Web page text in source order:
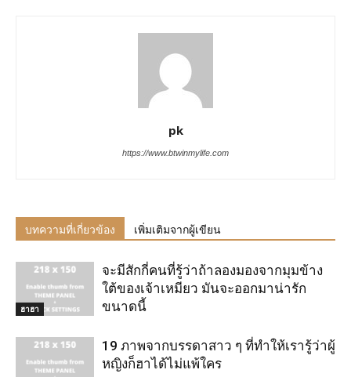
pk
https://www.btwinmylife.com
บทความที่เกี่ยวข้อง เพิ่มเติมจากผู้เขียน
ฮาฮา
จะมีสักกี่คนที่รู้ว่าถ้าลองมองจากมุมข้าง
ใต้ของเจ้าเหมียว มันจะออกมาน่ารัก
ขนาดนี้
19 ภาพจากบรรดาสาว ๆ ที่ทำให้เรารู้ว่าผู้
หญิงก็ฮาได้ไม่แพ้ใคร